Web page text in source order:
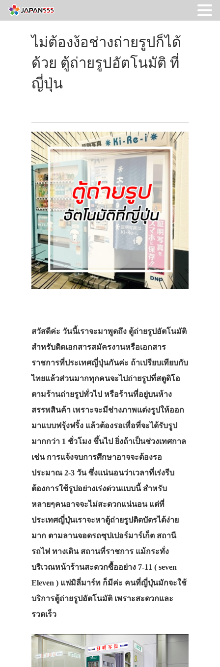
ไม่ต้องง้อช่างถ่ายรูปก็ได้
ด้วย ตู้ถ่ายรูปอัตโนมัติ ที่
ญี่ปุ่น
สวัสดีค่ะ วันนี้เราจะมาพูดถึง ตู้ถ่ายรูปอัตโนมัติ
สำหรับติดเอกสารสมัครงานหรือเอกสาร
ราชการที่ประเทศญี่ปุ่นกันค่ะ ถ้าเปรียบเทียบกับ
ไทยแล้วส่วนมากทุกคนจะไปถ่ายรูปที่สตูดิโอ
ตามร้านถ่ายรูปทั่วไป หรือร้านที่อยู่บนห้าง
สรรพสินค้า เพราะจะมีช่างภาพแต่งรูปให้ออก
มาแบบฟรุ้งฟริ้ง แล้วต้องรอเพื่อที่จะได้รับรูป
มากกว่า 1 ชั่วโมง ขึ้นไป ยิ่งถ้าเป็นช่วงเทศกาล
เช่น การแจ้งจบการศึกษาอาจจะต้องรอ
ประมาณ 2-3 วัน ซึ่งแน่นอนว่าเวลาที่เร่งรีบ
ต้องการใช้รูปอย่างเร่งด่วนแบบนี้ สำหรับ
หลายๆคนอาจจะไม่สะดวกแน่นอน แต่ที่
ประเทศญี่ปุ่นเราจะหาตู้ถ่ายรูปติดบัตรได้ง่าย
มาก ตามลานจอดรถซุปเปอร์มาร์เก็ต สถานี
รถไฟ ทางเดิน สถานที่ราชการ แม้กระทั่ง
บริเวณหน้าร้านสะดวกซื้ออย่าง 7-11 ( seven
Eleven ) แฟมิลี่มาร์ท ก็มีค่ะ คนที่ญี่ปุ่นมักจะใช้
บริการตู้ถ่ายรูปอัตโนมัติ เพราะสะดวกและ
รวดเร็ว